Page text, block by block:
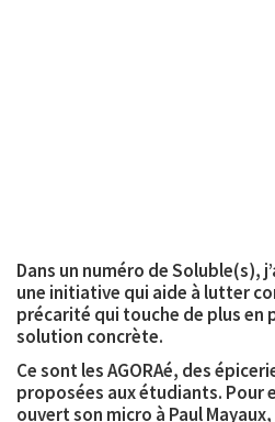
Dans un numéro de Soluble(s),
une initiative qui aide à lutter
précarité qui touche de plus en
solution concrète.
Ce sont les AGORAé, des
proposées aux étudiants. Pour
ouvert son micro à Paul